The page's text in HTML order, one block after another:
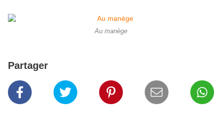
Au manège
Partager